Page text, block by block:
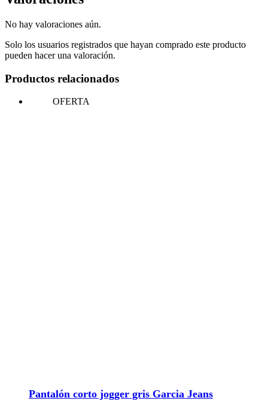
No hay valoraciones aún.
Solo los usuarios registrados que hayan comprado este producto
pueden hacer una valoración.
Productos relacionados
OFERTA
Pantalón corto jogger gris Garcia Jeans